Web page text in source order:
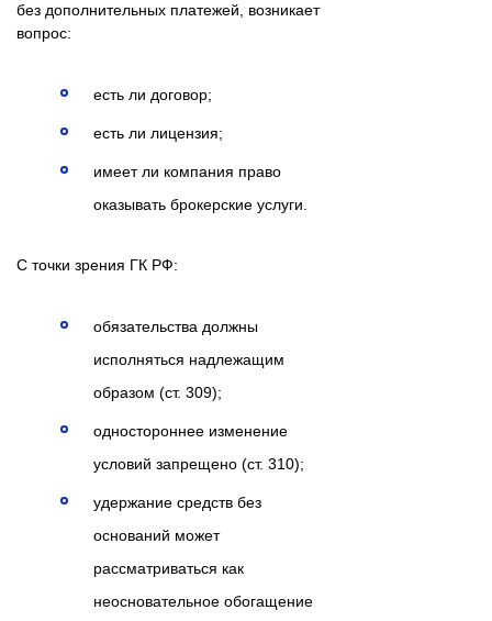
без дополнительных платежей, возникает
вопрос:
есть ли договор;
есть ли лицензия;
имеет ли компания право
оказывать брокерские услуги.
С точки зрения ГК РФ:
обязательства должны
исполняться надлежащим
образом (ст. 309);
одностороннее изменение
условий запрещено (ст. 310);
удержание средств без
оснований может
рассматриваться как
неосновательное обогащение